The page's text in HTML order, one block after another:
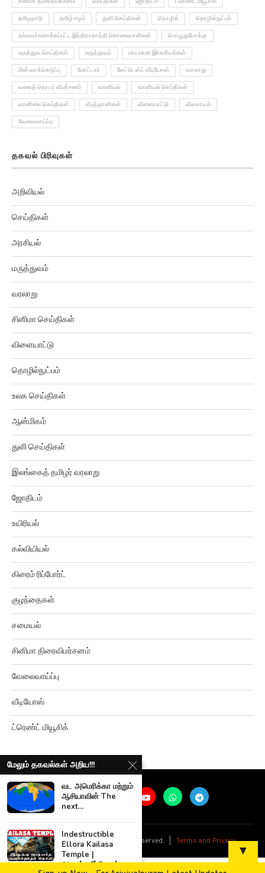
தமிழநாடு தமிழ் ஈழம் துளி செய்திகள் தொழில் தொழில்நுட்பம்
நல்லவர்களாக்கப்பட்ட இந்திராகாந்தி கொலையாளிகள் பொழுதுபோக்கு
மருத்துவ செய்திகள் மருத்துவம் மாயமான இரகசியங்கள்
மின் வாக்கெடுப்பு மோட்டார் லேட்டெஸ்ட் வீடியோஸ் வரலாறு
வலைத் தொடர் விமர்சனம் வானியல் வானியல் செய்திகள்
வானிலை செய்திகள் விஞ்ஞானிகள் விளையாட்டு விவசாயம்
வேலைவாய்ப்பு
செய்திகள்
அரசியல்
மருத்துவம்
வரலாறு
சினிமா செய்திகள்
விளையாட்டு
தொழில்நுட்பம்
உலக செய்திகள்
ஆன்மிகம்
துளி செய்திகள்
இலங்கைத் தமிழர் வரலாறு
ஜோதிடம்
உயிரியல்
கல்வியியல்
கிரைம் ரிப்போர்ட்
குழந்தைகள்
சமையல்
சினிமா திரைவிமர்சனம்
வேலைவாய்ப்பு
வீடியோஸ்
ட்ரெண்ட் மியூசிக்
@2026Ariviyalpuram. All rights reserved. |
மேலும் தகவல்கள் அறிய!!!
வட அமெரிக்கா மற்றும்
ஆசியாவின் The
next...
Indestructible
Ellora Kailasa
Temple |
அவுரங்கசீப்பினால்...
▼